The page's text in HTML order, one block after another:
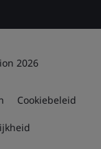
2026
Cookiebeleid